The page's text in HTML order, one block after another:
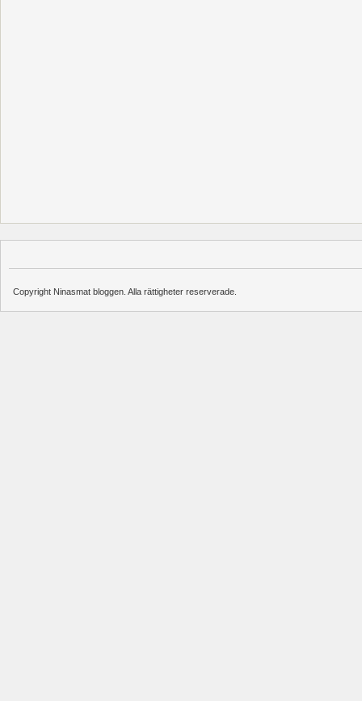
Copyright Ninasmat bloggen. Alla rättigheter reserverade.